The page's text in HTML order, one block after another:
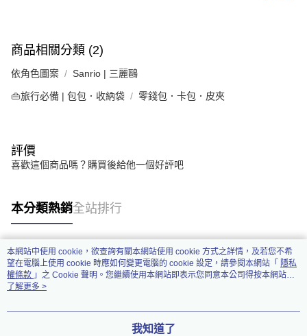
商品相關分類 (2)
依角色圖案 Sanrio | 三麗鷗
👜旅行必備 | 包包．收納袋 零錢包．卡包．皮夾
評價
喜歡這個商品嗎？購買後給他一個好評吧
本分類熱銷全站排行
熱門標籤
本網站中使用 cookie，欲查詢有關本網站使用 cookie 方式之詳情，及若您不希
望在電腦上使用 cookie 時應如何變更電腦的 cookie 設定，請參閱本網站「 隱私
權條款 」之 Cookie 聲明。您繼續使用本網站即表示您同意本公司得按本網站使
用條款之 Cookie 聲明使用 cookie。
了解更多 >
我知道了